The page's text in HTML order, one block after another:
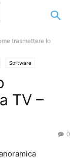
trasmettere lo
Software
TV –
0